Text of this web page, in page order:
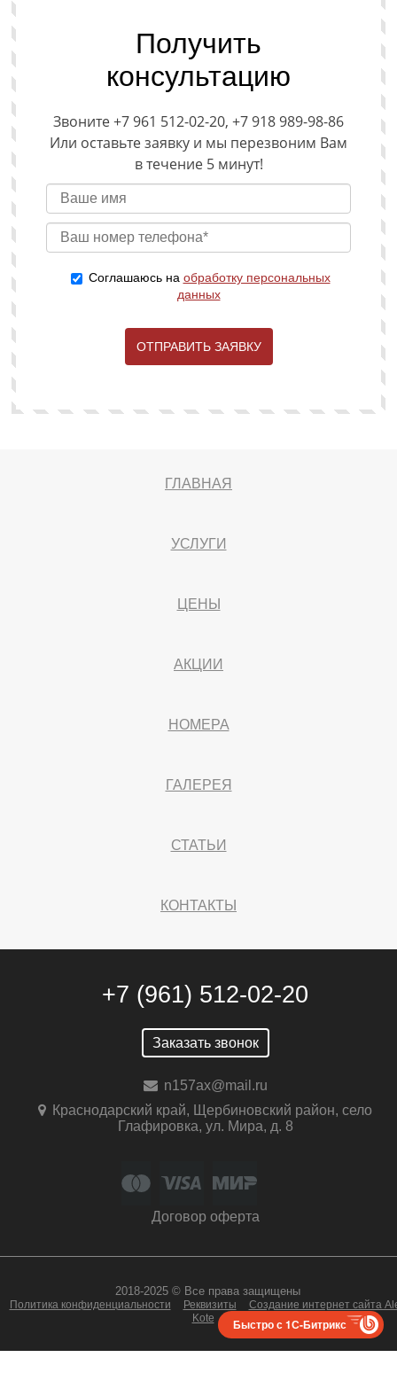
Получить
консультацию
Звоните +7 961 512-02-20, +7 918 989-98-86
Или оставьте заявку и мы перезвоним Вам
в течение 5 минут!
Соглашаюсь на обработку персональных
данных
ОТПРАВИТЬ ЗАЯВКУ
ГЛАВНАЯ
УСЛУГИ
ЦЕНЫ
АКЦИИ
НОМЕРА
ГАЛЕРЕЯ
СТАТЬИ
КОНТАКТЫ
+7 (961) 512-02-20
Заказать звонок
n157ax@mail.ru
Краснодарский край, Щербиновский район, село
Глафировка, ул. Мира, д. 8
Договор оферта
2018-2025 © Все права защищены
Политика конфиденциальности Реквизиты
Создание интернет сайта
Kote
Быстро с 1С-Битрикс